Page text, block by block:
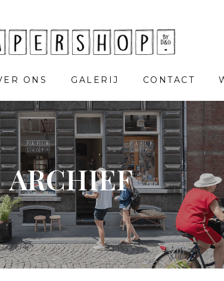
ONS GALERIJ CONTACT
ARCHIEF